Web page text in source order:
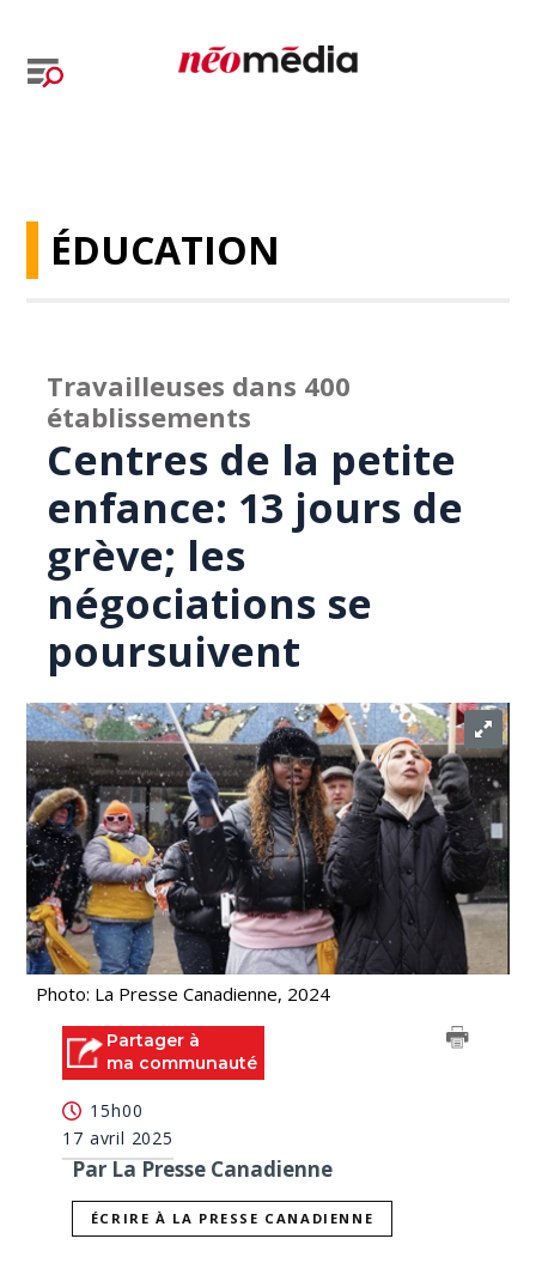
ÉDUCATION
Travailleuses dans 400
établissements
Centres de la petite
enfance: 13 jours de
grève; les
négociations se
poursuivent
Photo: La Presse Canadienne, 2024
Partager à
ma communauté
15h00
17 avril 2025
Par La Presse Canadienne
ÉCRIRE À LA PRESSE CANADIENNE